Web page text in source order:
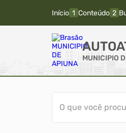
Início Conteúdo
MUNICIPIO
O que você